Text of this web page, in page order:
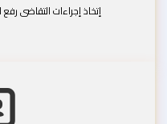
إتخاذ إجراءات التقاضى رفع